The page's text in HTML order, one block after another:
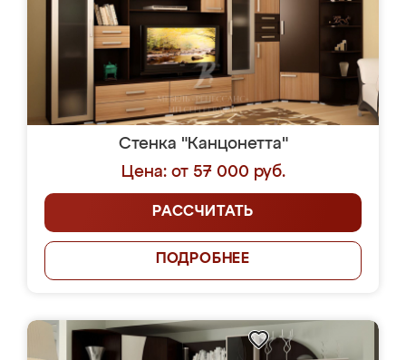
Стенка "Канцонетта"
Цена: от 57 000 руб.
РАССЧИТАТЬ
ПОДРОБНЕЕ